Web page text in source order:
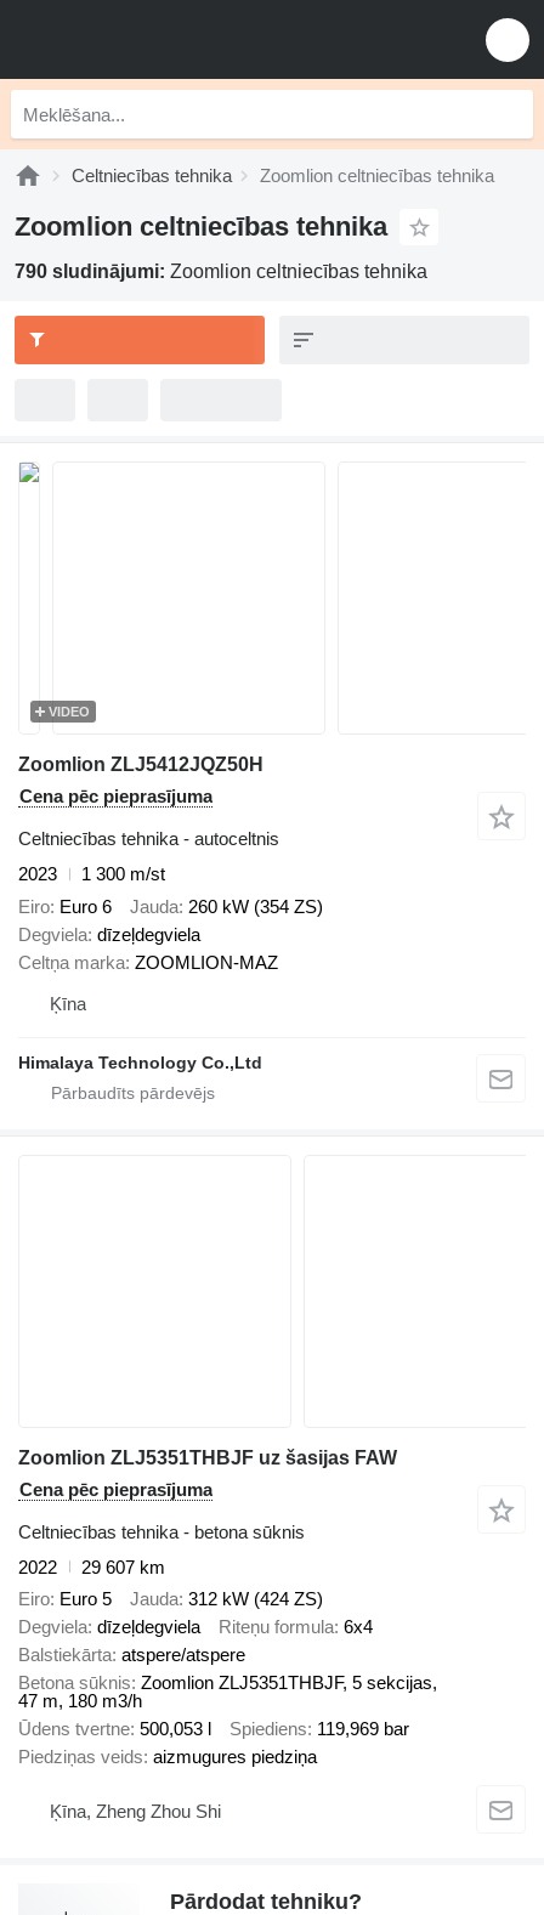
Celtniecības tehnika Zoomlion celtniecības tehnika
Zoomlion celtniecības tehnika
790 sludinājumi: Zoomlion celtniecības tehnika
VIDEO
Zoomlion ZLJ5412JQZ50H
Cena pēc pieprasījuma
Celtniecības tehnika - autoceltnis
2023
1 300 m/st
Eiro Euro 6 Jauda 260 kW (354 ZS)
Degviela dīzeļdegviela
Celtņa marka ZOOMLION-MAZ
Ķīna
Himalaya Technology Co.,Ltd
Zoomlion ZLJ5351THBJF uz šasijas FAW
Cena pēc pieprasījuma
Celtniecības tehnika - betona sūknis
2022
29 607 km
Eiro Euro 5 Jauda 312 kW (424 ZS)
Degviela dīzeļdegviela Riteņu formula 6x4
Balstiekārta atspere/atspere
Betona sūknis Zoomlion ZLJ5351THBJF, 5 sekcijas,
47 m, 180 m3/h
Ūdens tvertne 500,053 l Spiediens 119,969 bar
Piedziņas veids aizmugures piedziņa
Ķīna, Zheng Zhou Shi
Pārdodat tehniku?